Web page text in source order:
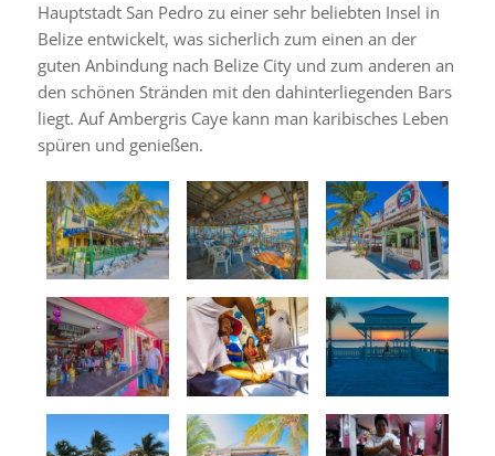
Hauptstadt San Pedro zu einer sehr beliebten Insel in
Belize entwickelt, was sicherlich zum einen an der
guten Anbindung nach Belize City und zum anderen an
den schönen Stränden mit den dahinterliegenden Bars
liegt. Auf Ambergris Caye kann man karibisches Leben
spüren und genießen.